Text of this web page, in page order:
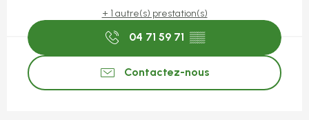
+ 1 autre(s) prestation(s)
04 71 59 71 ▒▒
Contactez-nous